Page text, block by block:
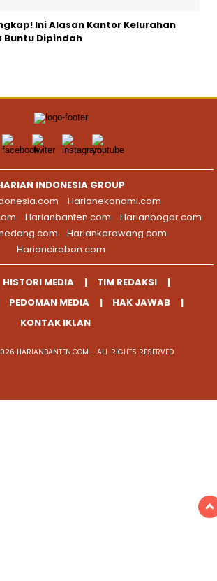
Ini Alasan Kantor Kelurahan
Buntu Dipindah
INDONESIA GROUP
Harianekonomi.com
Harianbanten.com
Harianbogor.com
Hariankarawang.com
Hariancirebon.com
HISTORI MEDIA
TIM REDAKSI
PEDOMAN MEDIA
HAK JAWAB
KONTAK IKLAN
HARIANBANTEN.COM - ALL RIGHTS RESERVED